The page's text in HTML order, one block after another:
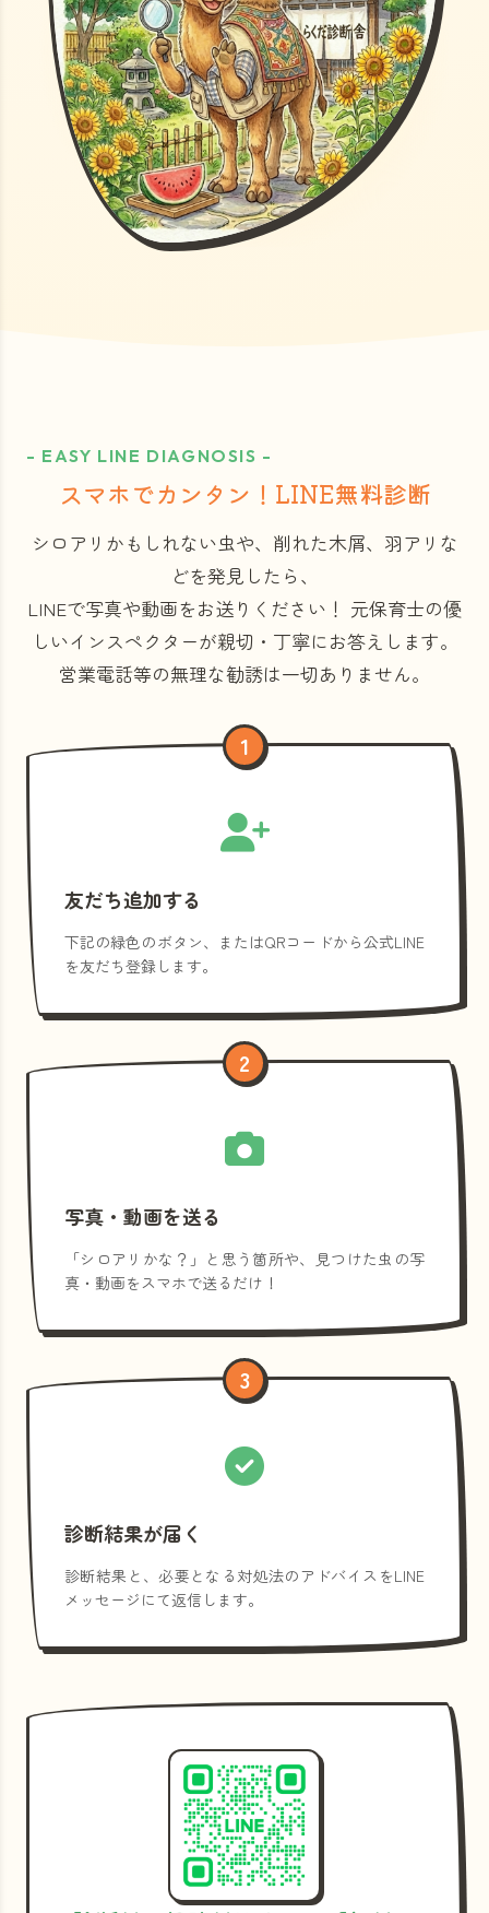
- EASY LINE DIAGNOSIS -
スマホでカンタン！LINE無料診断
シロアリかもしれない虫や、削れた木屑、羽アリな
どを発見したら、
LINEで写真や動画をお送りください！ 元保育士の優
しいインスペクターが親切・丁寧にお答えします。
営業電話等の無理な勧誘は一切ありません。
1
友だち追加する
下記の緑色のボタン、またはQRコードから公式LINE
を友だち登録します。
2
写真・動画を送る
「シロアリかな？」と思う箇所や、見つけた虫の写
真・動画をスマホで送るだけ！
3
診断結果が届く
診断結果と、必要となる対処法のアドバイスをLINE
メッセージにて返信します。